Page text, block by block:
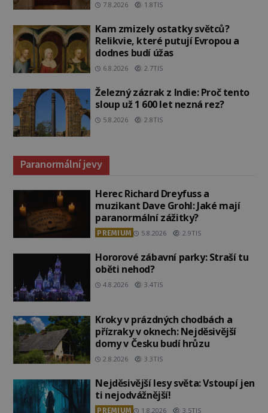
7.8.2026 1.8TIS
Kam zmizely ostatky světců?
Relikvie, které putují Evropou a
dodnes budí úžas
6.8.2026 2.7TIS
Železný zázrak z Indie: Proč tento
sloup už 1 600 let nezná rez?
5.8.2026 2.8TIS
Paranormální jevy
Herec Richard Dreyfuss a
muzikant Dave Grohl: Jaké mají
paranormální zážitky?
PREMIUM 5.8.2026 2.9TIS
Hororové zábavní parky: Straší tu
oběti nehod?
4.8.2026 3.4TIS
Kroky v prázdných chodbách a
přízraky v oknech: Nejděsivější
domy v Česku budí hrůzu
2.8.2026 3.3TIS
Nejděsivější lesy světa: Vstoupí jen
ti nejodvážnější!
PREMIUM 1.8.2026 3.5TIS